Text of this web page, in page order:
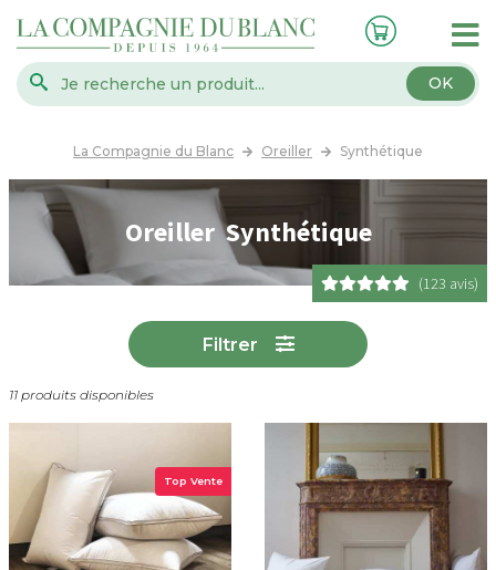
OK
La Compagnie du Blanc Oreiller Synthétique
Oreiller Synthétique
(123 avis)
Filtrer
11 produits disponibles
Top Vente